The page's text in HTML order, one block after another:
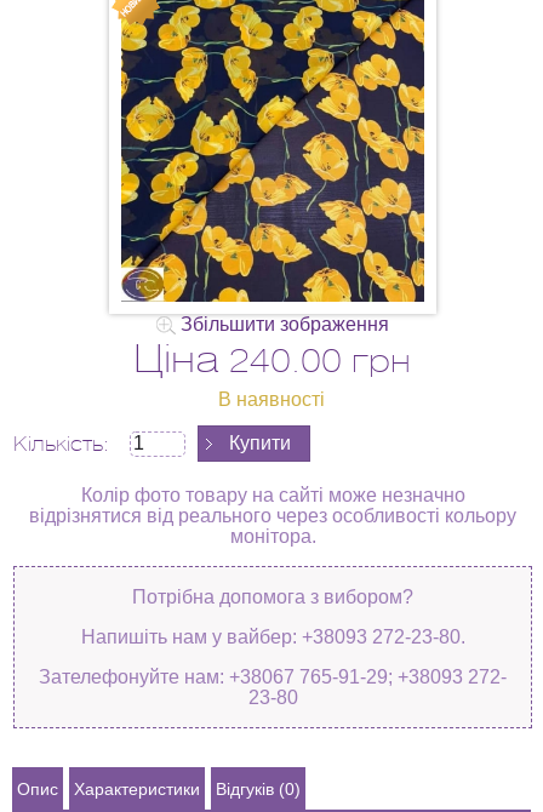
Збільшити зображення
Ціна 240.00 грн
В наявності
Кількість:
Колір фото товару на сайті може незначно
відрізнятися від реального через особливості кольору
монітора.
Потрібна допомога з вибором?
Напишіть нам у вайбер: +38093 272-23-80.
Зателефонуйте нам: +38067 765-91-29; +38093 272-
23-80
Опис Характеристики Відгуків (0)